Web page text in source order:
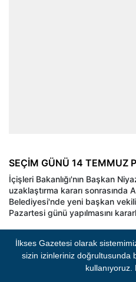
SEÇİM GÜNÜ 14 TEMMUZ
İçişleri Bakanlığı'nın Başkan
uzaklaştırma kararı sonrasında
Belediyesi'nde yeni başkan
Pazartesi günü yapılmasını
CHP'li yetkililer, bu tarihe kadar
sonuçlandırılmadığı takdirde
durumun CHP 16, Cumhur
tarafın da eşit oy alması
İlkses Gazetesi olarak
sizin izinleriniz doğrultusunda
kullanıyoruz.